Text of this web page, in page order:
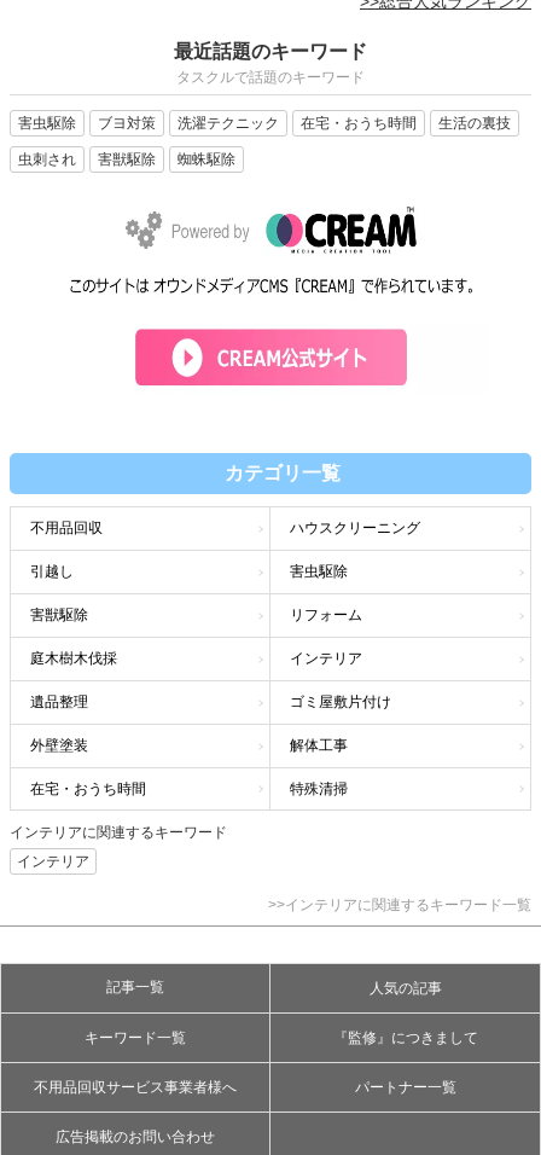
最近話題のキーワード
タスクルで話題のキーワード
害虫駆除 ブヨ対策 洗濯テクニック 在宅・おうち時間 生活の裏技
虫刺され 害獣駆除 蜘蛛駆除
カテゴリ一覧
不用品回収 ハウスクリーニング
引越し 害虫駆除
害獣駆除 リフォーム
庭木樹木伐採 インテリア
遺品整理 ゴミ屋敷片付け
外壁塗装 解体工事
在宅・おうち時間 特殊清掃
インテリアに関連するキーワード
インテリア
>>インテリアに関連するキーワード一覧
記事一覧 人気の記事
キーワード一覧 『監修』につきまして
不用品回収サービス事業者様へ パートナー一覧
広告掲載のお問い合わせ